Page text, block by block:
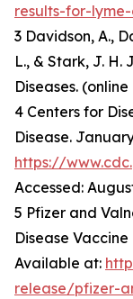
results-for-
3 Davidson, A.,
L., & Stark, J. H.
Diseases.
4 Centers for
Disease.
https://
Accessed:
5 Pfizer and
Disease
Available at:
release/pfizer-